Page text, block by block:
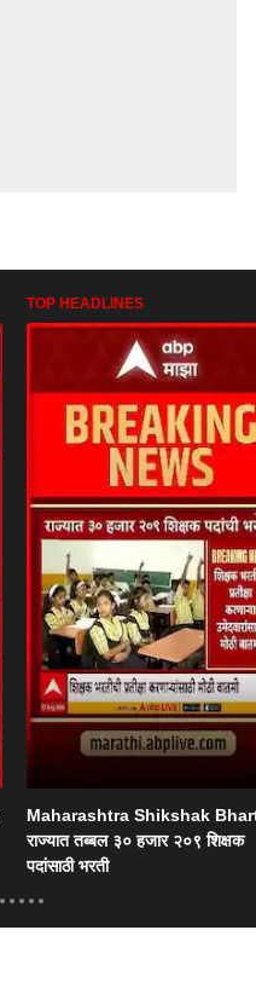
TOP HEADLINES
Maharashtra Shikshak
राज्यात तब्बल ३० हजार २०९ शिक्षक
पदांसाठी भरती